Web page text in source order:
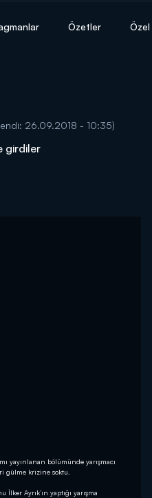
Özetler
26.09.2018 - 10:35)
girdiler
yayınlanan bölümünde yarışmacı
gülme krizine soktu.
Ayrık’ın yaptığı yarışma